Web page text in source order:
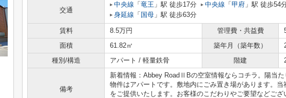
交通
中央線 「 竜王 」駅 徒歩17分 中央線 「 甲府 」駅 徒歩54
身延線 「 国母 」駅 徒歩63分
賃料 8.5万円 管理費・共益費
面積
61.82㎡ 築年月（築年数）
種別/構造
アパート / 軽量鉄骨 階建
備考
新着情報：Abbey RoadⅡBの空室情報ならコチラ。陽当
物件はアパートです。敷地内にごみ置き場があります。
をご提供いたします。お客様のこだわりやご要望などご